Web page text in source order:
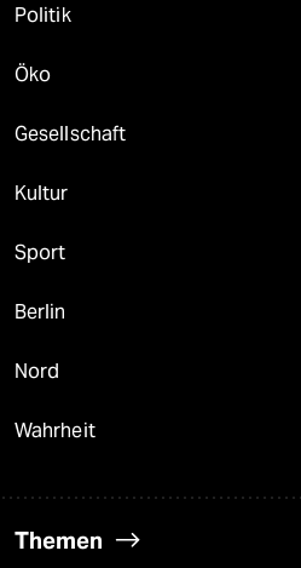
Politik
Öko
Gesellschaft
Kultur
Sport
Berlin
Nord
Wahrheit
Themen